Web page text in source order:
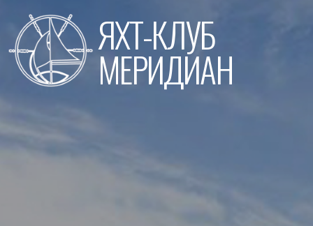
к
содержимому
ЯХТ-КЛУБ
МЕРИДИАН